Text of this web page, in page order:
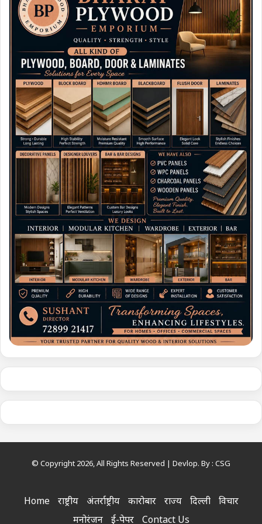
© Copyright 2026, All Rights Reserved | Devlop. By : CSG
Home राष्ट्रीय अंतर्राष्ट्रीय कारोबार राज्य दिल्ली
विचार
मनोरंजन
ई-पेपर Contact Us